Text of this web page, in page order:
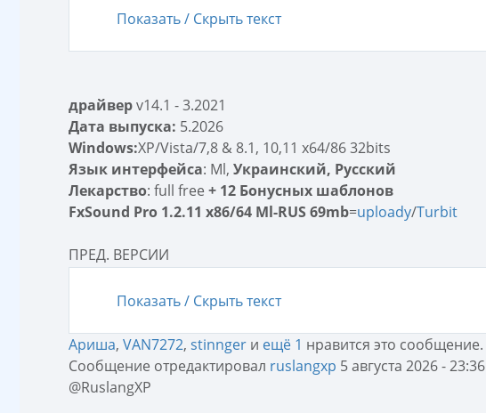
Показать / Скрыть текст
драйверv14.1 - 3.2021
Дата выпуска: 5.2026
Windows:XP/Vista/7,8 & 8.1, 10,11 x64/86 32bits
Язык интерфейса: Ml, Украинский, Русский
Лекарство: full free + 12 Бонусных шаблонов
FxSound Pro 1.2.11 x86/64 Ml-RUS 69mb=uploady/Turbit
ПРЕД. ВЕРСИИ
Показать / Скрыть текст
Ариша, VAN7272, stinnger и ещё 1 нравится это сообщение.
Сообщение отредактировал ruslangxp 5 августа 2026 - 23:36
@RuslangXP